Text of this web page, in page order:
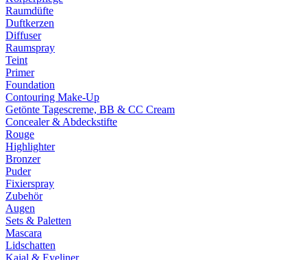
Raumdüfte
Duftkerzen
Diffuser
Raumspray
Teint
Primer
Foundation
Contouring Make-Up
Getönte Tagescreme, BB & CC Cream
Concealer & Abdeckstifte
Rouge
Highlighter
Bronzer
Puder
Fixierspray
Zubehör
Augen
Sets & Paletten
Mascara
Lidschatten
Kajal & Eyeliner